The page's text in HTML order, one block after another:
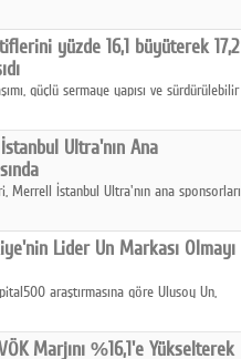
yüzde 16,1 büyüterek 17,2
güçlü sermaye yapısı ve sürdürülebilir
finansal performansını korudu.
Ultra'nın Ana
Merrell İstanbul Ultra'nın ana sponsorları
Lider Un Markası Olmayı
araştırmasına göre Ulusoy Un,
en büyük 83. firması oldu.
Marjını %16,1'e Yükselterek